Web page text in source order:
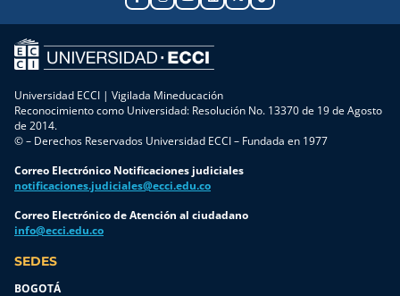
Universidad ECCI | Vigilada Mineducación
Reconocimiento como Universidad: Resolución No. 13370 de 19 de Agosto
de 2014.
© – Derechos Reservados Universidad ECCI – Fundada en 1977
Correo Electrónico Notificaciones judiciales
notificaciones.judiciales@ecci.edu.co
Correo Electrónico de Atención al ciudadano
info@ecci.edu.co
SEDES
BOGOTÁ